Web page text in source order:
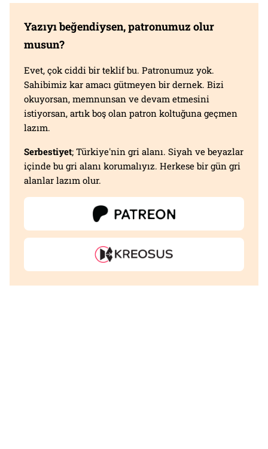
Yazıyı beğendiysen, patronumuz olur
musun?
Evet, çok ciddi bir teklif bu. Patronumuz yok.
Sahibimiz kar amacı gütmeyen bir dernek. Bizi
okuyorsan, memnunsan ve devam etmesini
istiyorsan, artık boş olan patron koltuğuna geçmen
lazım.
Serbestiyet; Türkiye'nin gri alanı. Siyah ve beyazlar
içinde bu gri alanı korumalıyız. Herkese bir gün gri
alanlar lazım olur.